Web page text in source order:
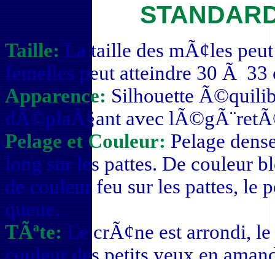
Taille:La taille des mÃ¢les
femelles peut atteindre 30 Ã
Apparence: Silhouette
dÃ©plaÃ§ant avec
Pelage et Couleur: Pelage
long sur les pattes. De couleur
de couleur feu sur les pattes, le
queue.
TÃªte:Le crÃ¢ne est arrondi,